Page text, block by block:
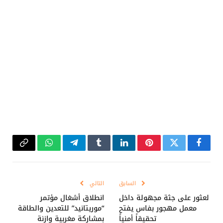
فيسبوكتويتر بينتيريستلينكدإنTumblrتيلقرامواتسابCopy
السابق
لعثور على جثة مجهولة داخل
معمل مهجور بفاس يفتح
تحقيقاً أمنياً
التالي
انطلاق أشغال مؤتمر
“موريتانيد” للتعدين والطاقة
بمشاركة مغربية وازنة